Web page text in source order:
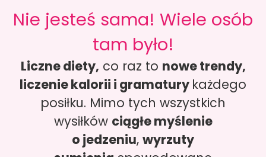
Nie jesteś sama! Wiele osób
tam było!
Liczne diety, co raz to nowe trendy,
liczenie kalorii i gramatury każdego
posiłku. Mimo tych wszystkich
wysiłków ciągłe myślenie
o jedzeniu, wyrzuty